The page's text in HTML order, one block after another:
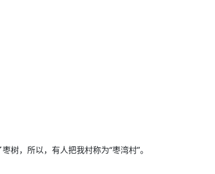
，所以，有人把我村称为“枣湾村”。